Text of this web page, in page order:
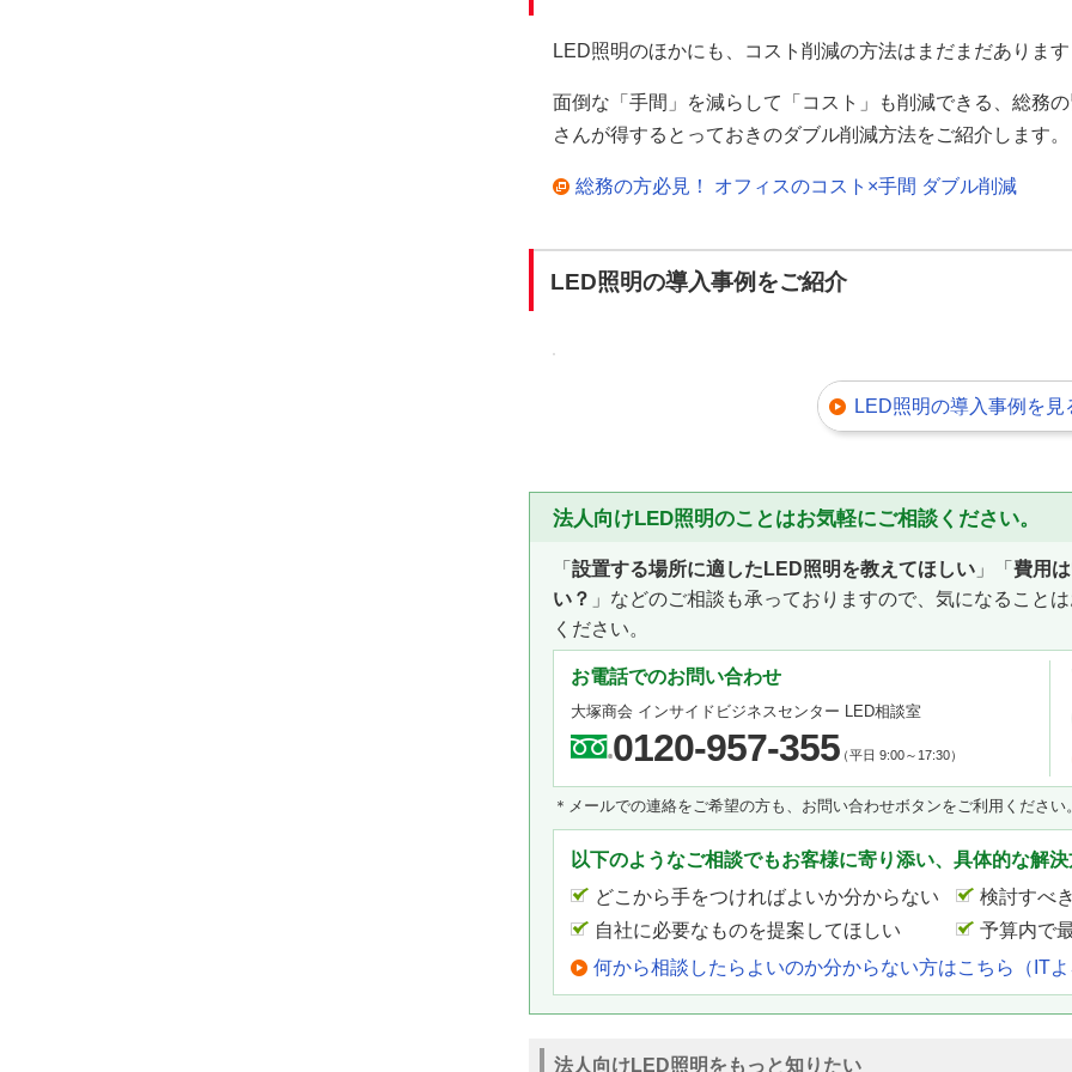
LED照明のほかにも、コスト削減の方法はまだまだあります
面倒な「手間」を減らして「コスト」も削減できる、総務の
さんが得するとっておきのダブル削減方法をご紹介します。
総務の方必見！ オフィスのコスト×手間 ダブル削減
LED照明の導入事例をご紹介
LED照明の導入事例を見
法人向けLED照明のことはお気軽にご相談ください。
「 設置する場所に適したLED照明を教えてほしい 」「 費用
い？ 」などのご相談も承っておりますので、気になること
ください。
お電話でのお問い合わせ
大塚商会 インサイドビジネスセンター LED相談室
0120-957-355（平日 9:00～17:30）
＊メールでの連絡をご希望の方も、お問い合わせボタンをご利用ください。
以下のようなご相談でもお客様に寄り添い、具体的な解
どこから手をつければよいか分からない
検討すべ
自社に必要なものを提案してほしい
予算内で
何から相談したらよいのか分からない方はこちら（ITよ
法人向けLED照明をもっと知りたい